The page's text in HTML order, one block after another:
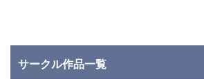
サークル作品一覧